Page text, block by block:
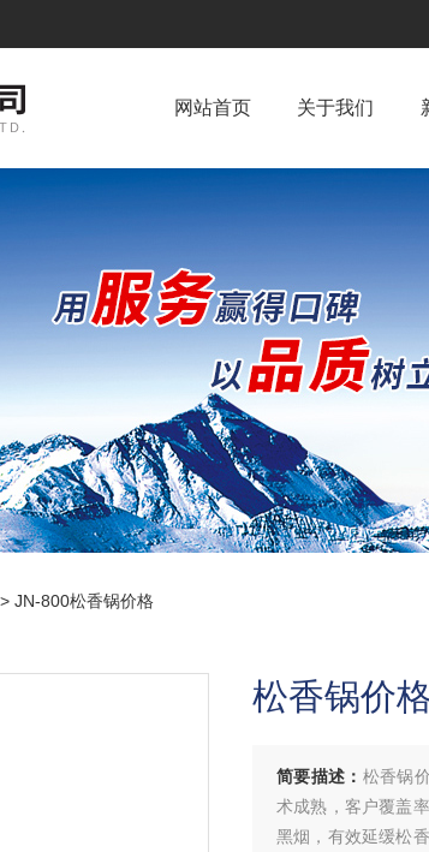
网站首页 关于我们
> JN-800松香锅价格
松香锅价
简要描述： 松香锅
术成熟，客户覆盖
黑烟，有效延缓松